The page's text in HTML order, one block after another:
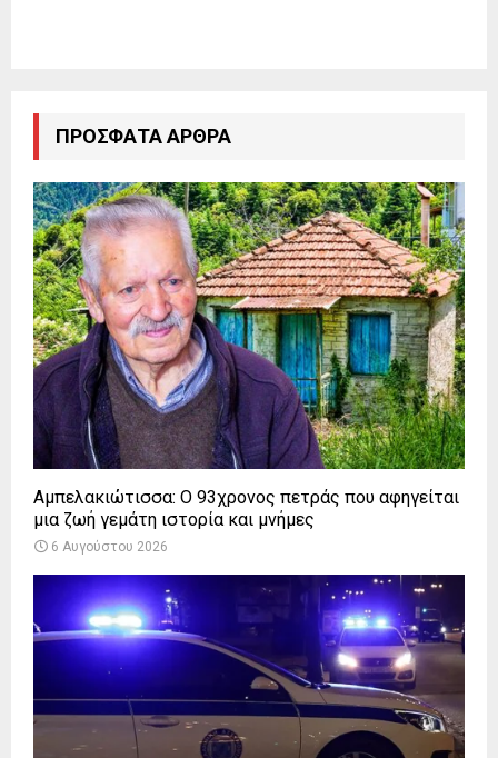
ΠΡΌΣΦΑΤΑ ΆΡΘΡΑ
Αμπελακιώτισσα: Ο 93χρονος πετράς που αφηγείται
μια ζωή γεμάτη ιστορία και μνήμες
6 Αυγούστου 2026